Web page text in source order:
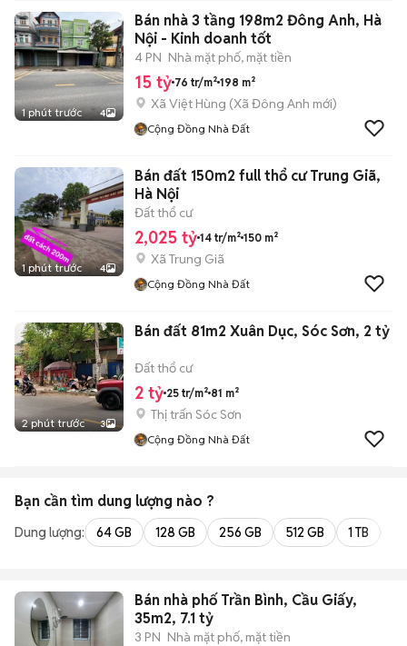
1 phút trước 4
Bán nhà 3 tầng 198m2 Đông Anh, Hà
Nội - Kinh doanh tốt
4 PN Nhà mặt phố, mặt tiền
15 tỷ 76 tr/m² 198 m²
Xã Việt Hùng (Xã Đông Anh mới)
Cộng Đồng Nhà Đất
1 phút trước 4
Bán đất 150m2 full thổ cư Trung Giã,
Hà Nội
Đất thổ cư
2,025 tỷ 14 tr/m² 150 m²
Xã Trung Giã
Cộng Đồng Nhà Đất
2 phút trước 3
Bán đất 81m2 Xuân Dục, Sóc Sơn, 2 tỷ
Đất thổ cư
2 tỷ 25 tr/m² 81 m²
Thị trấn Sóc Sơn
Cộng Đồng Nhà Đất
Bạn cần tìm dung lượng nào ?
Dung lượng: 64 GB 128 GB 256 GB 512 GB 1 TB
Bán nhà phố Trần Bình, Cầu Giấy,
35m2, 7.1 tỷ
3 PN Nhà mặt phố, mặt tiền